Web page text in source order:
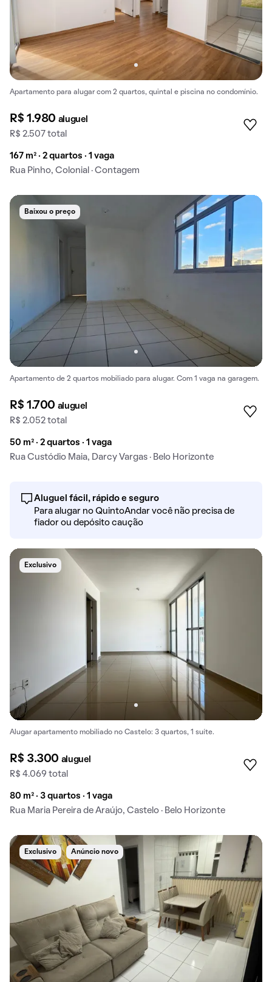
Apartamento para alugar com 2 quartos, quintal e piscina no condomínio.
R$ 1.980 aluguel
R$ 2.507 total
167 m² · 2 quartos · 1 vaga
Rua Pinho, Colonial · Contagem
Baixou o preço
Apartamento de 2 quartos mobiliado para alugar. Com 1 vaga na garagem.
R$ 1.700 aluguel
R$ 2.052 total
50 m² · 2 quartos · 1 vaga
Rua Custódio Maia, Darcy Vargas · Belo Horizonte
Aluguel fácil, rápido e seguro
Para alugar no QuintoAndar você não precisa de
fiador ou depósito caução
Exclusivo
Alugar apartamento mobiliado no Castelo: 3 quartos, 1 suíte.
R$ 3.300 aluguel
R$ 4.069 total
80 m² · 3 quartos · 1 vaga
Rua Maria Pereira de Araújo, Castelo · Belo Horizonte
Exclusivo Anúncio novo